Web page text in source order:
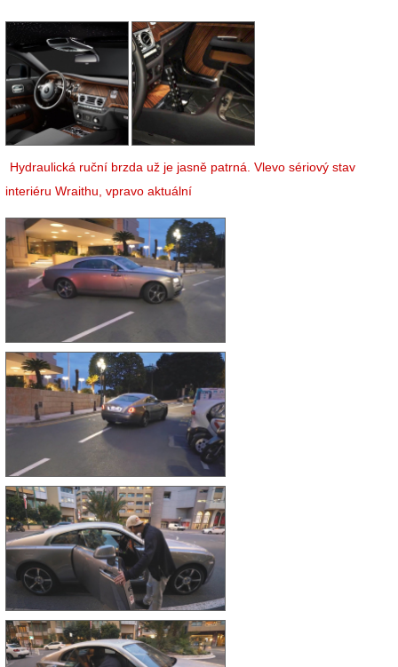
Hydraulická ruční brzda už je jasně patrná. Vlevo sériový stav
interiéru Wraithu, vpravo aktuální